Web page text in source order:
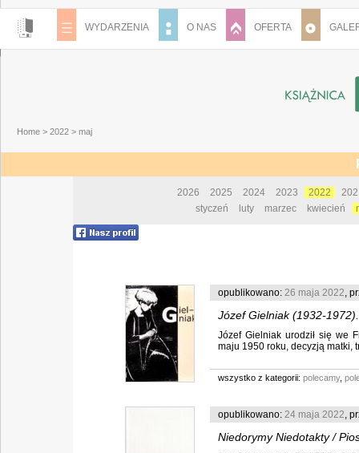
WYDARZENIA O NAS OFERTA
Home > 2022 > maj
2026 2025 2024 2023 2022
styczeń
luty marzec kwiecień
opublikowano: 26 maja 2022,
Józef Gielniak (1932-
Jeleniej Górze / Anna
Józef Gielniak urodził się we
maju 1950 roku, decyzją matki,
wszystko z kategorii: polecamy,
opublikowano: 24 maja 2022,
Niedorymy Niedotakty /